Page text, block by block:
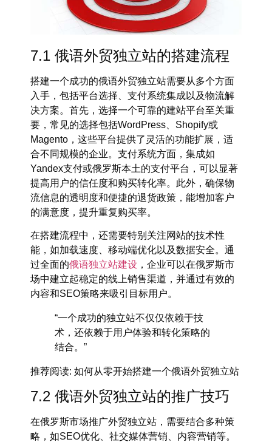
7.1 俄语外贸独立站的搭建流程
搭建一个成功的俄语外贸独立站需要从多个方面
入手，包括平台选择、支付系统集成以及物流解
决方案。首先，选择一个可靠的建站平台至关重
要，常见的选择包括WordPress Shopify或
Magento ，这些平台提供了灵活的功能扩展，适
合不同规模的企业。支付系统方面，集成如
Yandex支付或俄罗斯本土的支付平台，可以显著
提高用户的信任度和购买转化率。此外，确保物
流信息的透明度和便捷的退货政策，能增加客户
的满意度，提升重复购买率。
在搭建流程中，还需要特别关注网站的技术性
能，如加载速度、移动端优化以及数据安全。通
过全面的俄语独立站建设 ，企业可以在俄罗斯市
场中建立起稳定的线上销售渠道，并通过有效的
内容和SEO策略来吸引目标用户。
“一个成功的独立站不仅仅依赖于技
术，还依赖于用户体验和转化策略的
结合。”
推荐阅读: 如何从零开始搭建一个俄语外贸独立站
7.2 俄语外贸独立站的推广技巧
在俄罗斯市场推广外贸独立站 ，需要结合多种策
略，如SEO优化 、社交媒体营销、内容营销等。